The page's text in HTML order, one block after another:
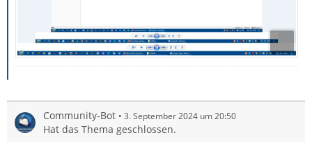
Community-Bot 3. September 2024 um 20:50
Hat das Thema geschlossen.